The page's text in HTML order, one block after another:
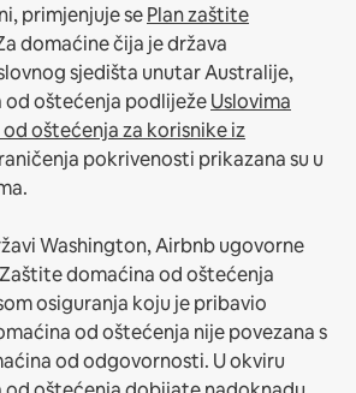
primjenjuje sePlan zaštite
domaćine čija je država
sjedišta unutar Australije,
oštećenja podliježeUslovima
oštećenja za korisnike iz
pokrivenosti prikazana su u
Washington, Airbnb ugovorne
domaćina od oštećenja
osiguranja koju je pribavio
od oštećenja nije povezana s
od odgovornosti. U okviru